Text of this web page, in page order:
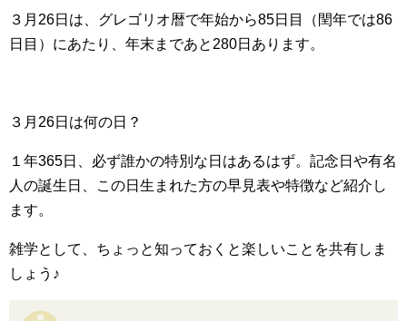
３月26日は、グレゴリオ暦で年始から85日目（閏年では86
日目）にあたり、年末まであと280日あります。
３月26日は何の日？
１年365日、必ず誰かの特別な日はあるはず。記念日や有名
人の誕生日、この日生まれた方の早見表や特徴など紹介し
ます。
雑学として、ちょっと知っておくと楽しいことを共有しま
しょう♪